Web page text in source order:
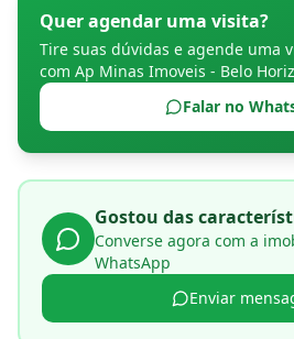
Quer agendar uma visita?
Tire suas dúvidas e agende uma
com Ap Minas Imoveis - Belo
Falar no
Gostou das
Converse agora com a
WhatsApp
Enviar